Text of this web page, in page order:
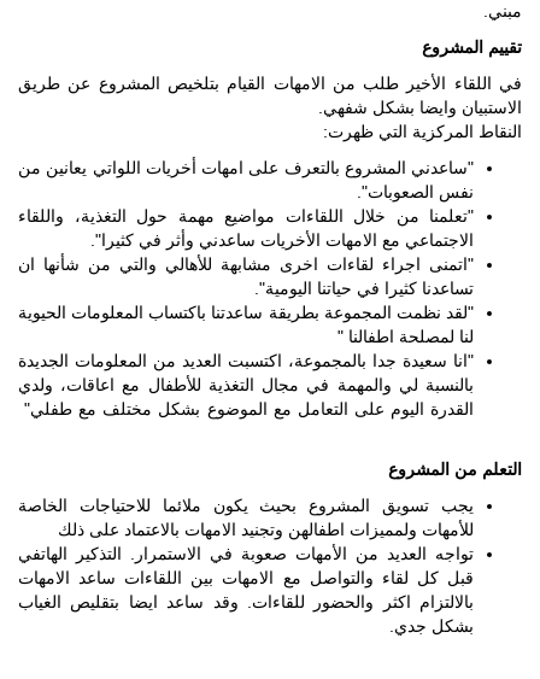
مبني.
تقييم المشروع
في اللقاء الأخير طلب من الامهات القيام بتلخيص المشروع عن طريق
الاستبيان وايضا بشكل شفهي.
النقاط المركزية التي ظهرت:
"ساعدني المشروع بالتعرف على امهات أخريات اللواتي يعانين من
نفس الصعوبات".
"تعلمنا من خلال اللقاءات مواضيع مهمة حول التغذية، واللقاء
الاجتماعي مع الامهات الأخريات ساعدني وأثر في كثيرا".
"اتمنى اجراء لقاءات اخرى مشابهة للأهالي والتي من شأنها ان
تساعدنا كثيرا في حياتنا اليومية".
"لقد نظمت المجموعة بطريقة ساعدتنا باكتساب المعلومات الحيوية
لنا لمصلحة اطفالنا "
"انا سعيدة جدا بالمجموعة، اكتسبت العديد من المعلومات الجديدة
بالنسبة لي والمهمة في مجال التغذية للأطفال مع اعاقات، ولدي
القدرة اليوم على التعامل مع الموضوع بشكل مختلف مع طفلي"
التعلم من المشروع
يجب تسويق المشروع بحيث يكون ملائما للاحتياجات الخاصة
للأمهات ولمميزات اطفالهن وتجنيد الامهات بالاعتماد على ذلك
تواجه العديد من الأمهات صعوبة في الاستمرار. التذكير الهاتفي
قبل كل لقاء والتواصل مع الامهات بين اللقاءات ساعد الامهات
بالالتزام اكثر والحضور للقاءات. وقد ساعد ايضا بتقليص الغياب
بشكل جدي.